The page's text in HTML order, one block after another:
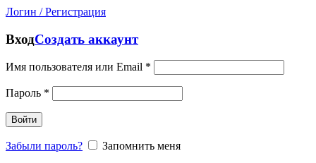
Логин / Регистрация
ВходСоздать аккаунт
Имя пользователя или Email *
Пароль *
Войти
Забыли пароль?
Запомнить меня